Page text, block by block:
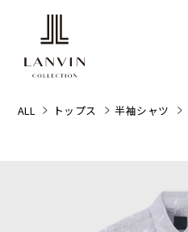
ALL トップス 半袖シャツ